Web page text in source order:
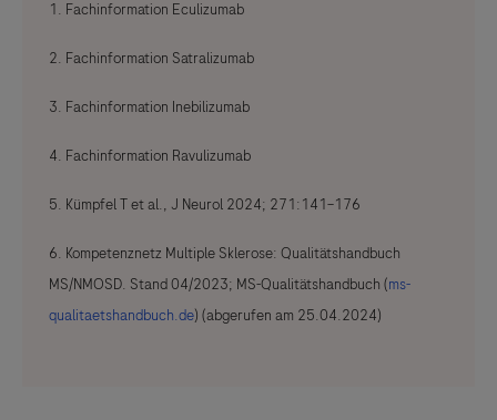
1. Fachinformation Eculizumab
2. Fachinformation Satralizumab
3. Fachinformation Inebilizumab
4. Fachinformation Ravulizumab
5. Kümpfel T et al., J Neurol 2024; 271:141–176
6. Kompetenznetz Multiple Sklerose: Qualitätshandbuch
MS/NMOSD. Stand 04/2023; MS-Qualitätshandbuch (ms-
qualitaetshandbuch.de) (abgerufen am 25.04.2024)